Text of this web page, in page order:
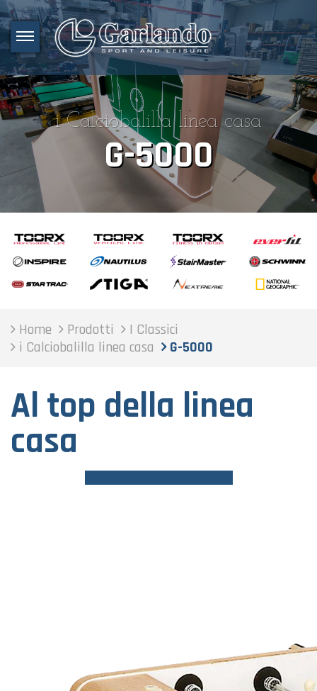
i Calciobalilla linea casa
G-5000
Home Prodotti
I Classici
i Calciobalilla linea casa
G-5000
Al top della linea
casa